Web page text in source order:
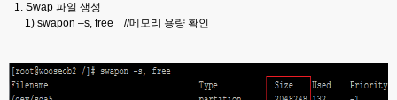
1. Swap 파일 생성
1) swapon –s, free //메모리 용량 확인